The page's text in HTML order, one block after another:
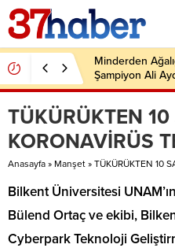
Minderden
Şampiyon Ali
Dönüş
TÜKÜRÜKTEN
KORONAVİRÜS
Anasayfa » Manşet » TÜKÜRÜKTEN 10
Bilkent Üniversitesi
Bülend Ortaç ve ekibi,
Cyberpark Teknoloji